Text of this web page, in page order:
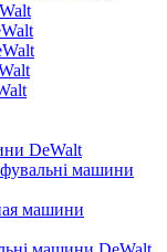
DeWalt
машини
машини